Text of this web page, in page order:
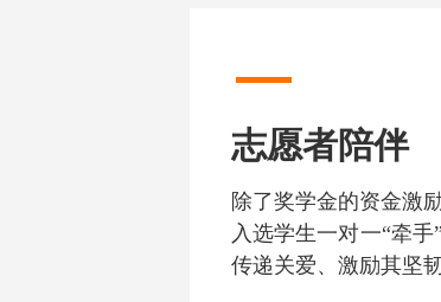
志愿者陪伴
除了奖学金的资金激
入选学生一对一“牵
传递关爱、激励其坚韧